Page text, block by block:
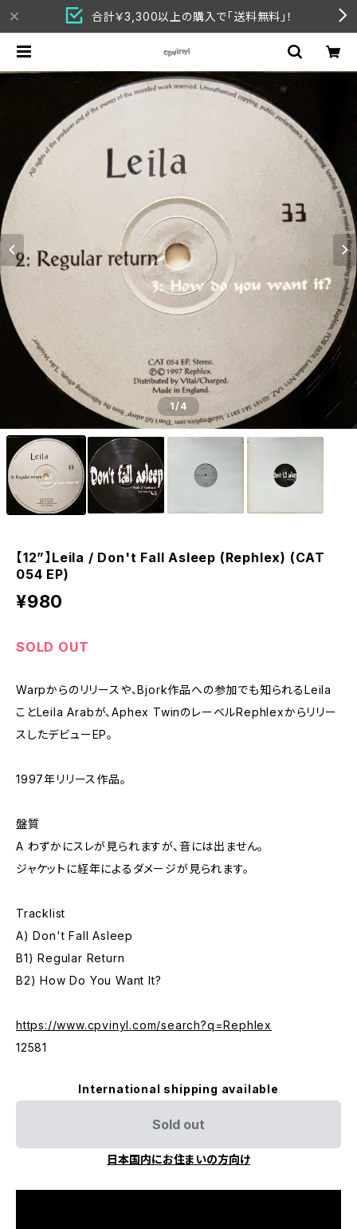
合計￥3,300以上の購入で「送料無料」！
1/4
【12”】Leila / Don't Fall Asleep (Rephlex) (CAT
054 EP)
¥980
SOLD OUT
Warpからのリリースや、Bjork作品への参加でも知られるLeila
ことLeila Arabが、Aphex TwinのレーベルRephlexからリリー
スしたデビューEP。
1997年リリース作品。
盤質
A わずかにスレが見られますが、音には出ません。
ジャケットに経年によるダメージが見られます。
Tracklist
A) Don't Fall Asleep
B1) Regular Return
B2) How Do You Want It?
https://www.cpvinyl.com/search?q=Rephlex
12581
International shipping available
Sold out
日本国内にお住まいの方向け